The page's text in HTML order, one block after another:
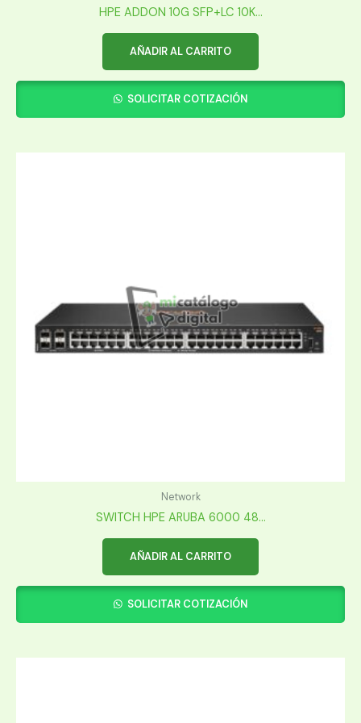
HPE ADDON 10G SFP+LC 10K...
AÑADIR AL CARRITO
SOLICITAR COTIZACIÓN
Network
SWITCH HPE ARUBA 6000 48...
AÑADIR AL CARRITO
SOLICITAR COTIZACIÓN